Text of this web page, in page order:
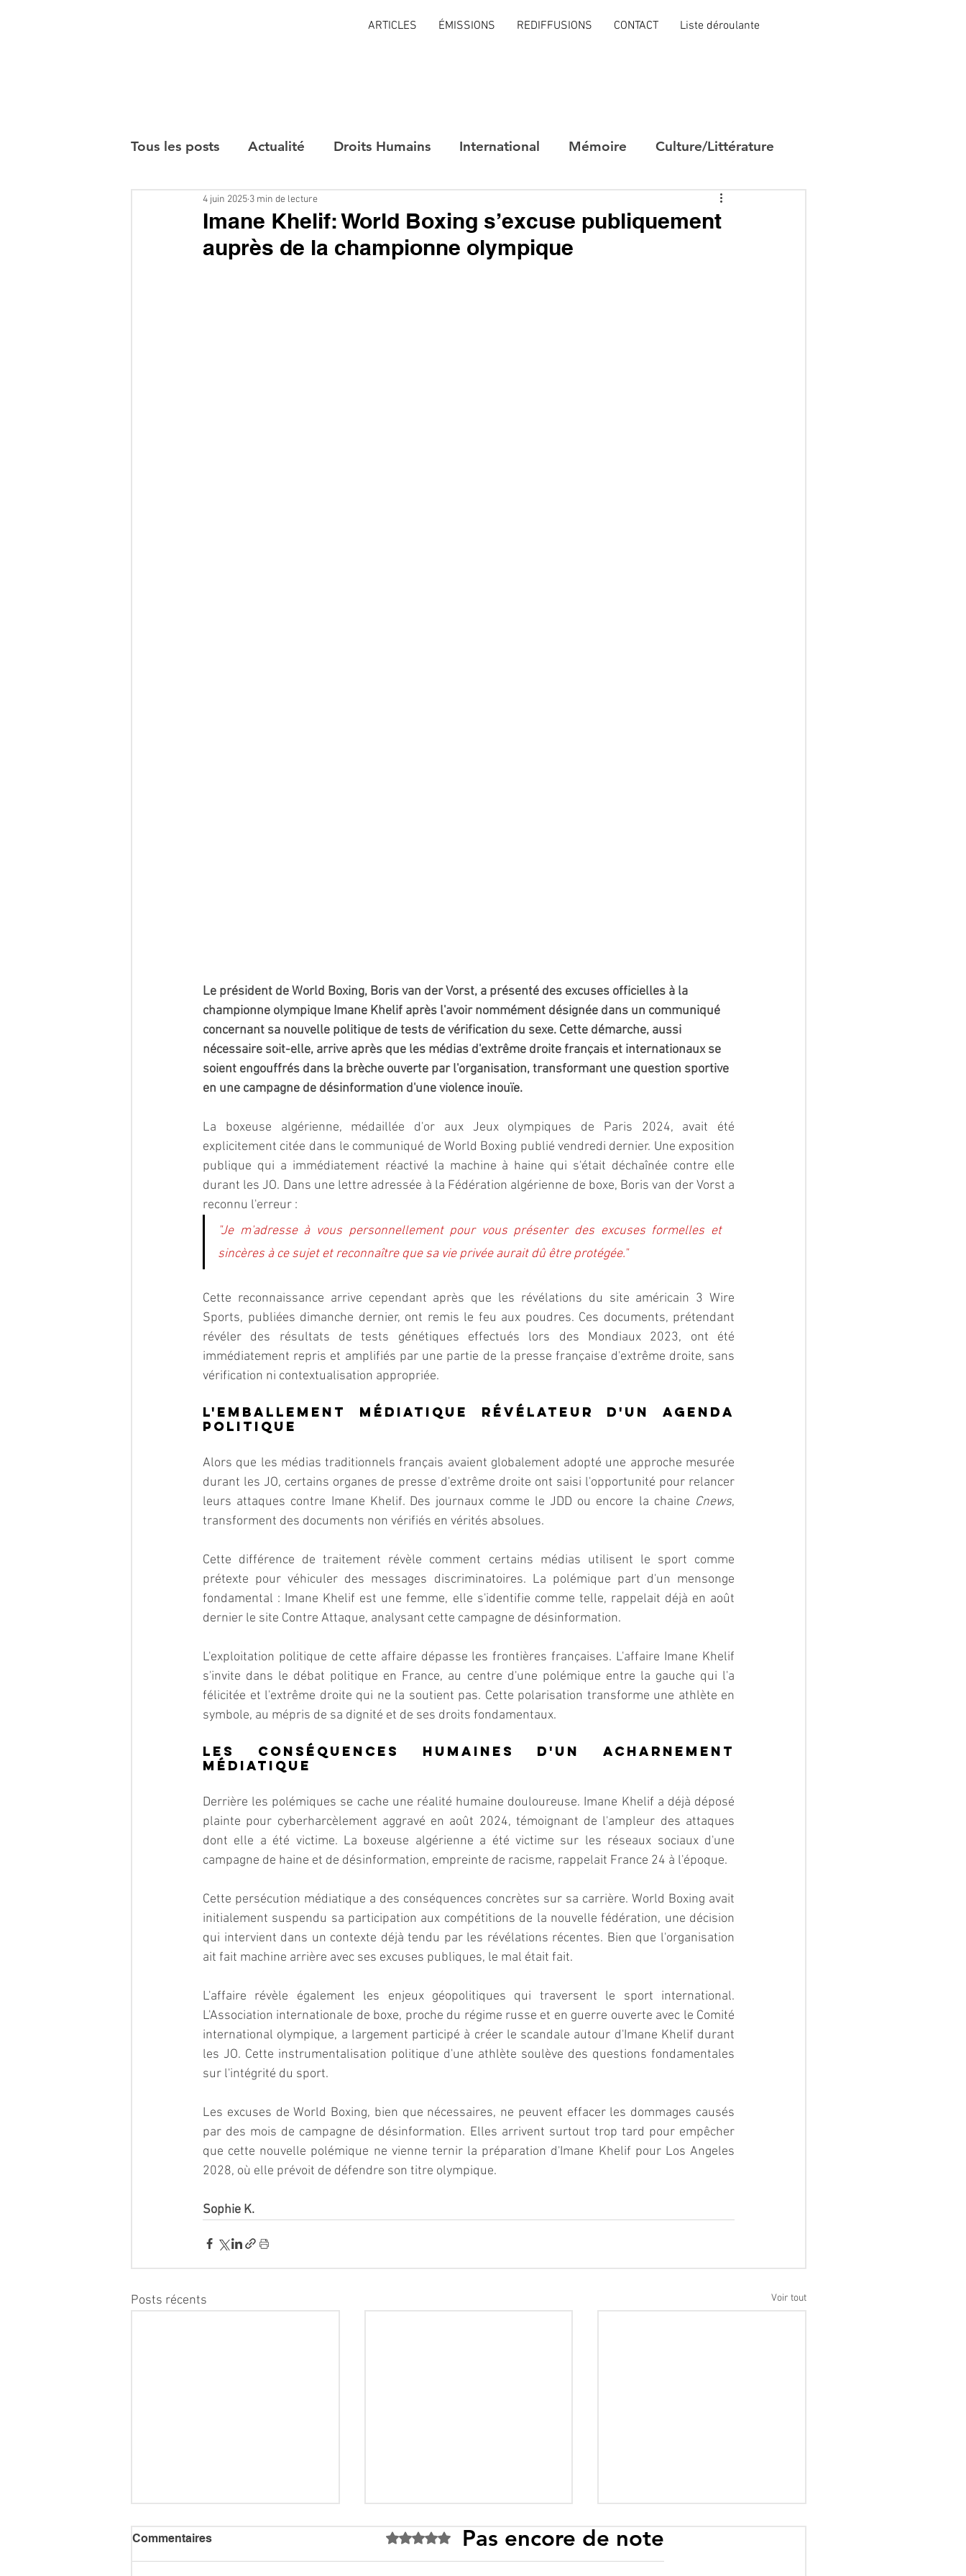
ARTICLES ÉMISSIONS REDIFFUSIONS CONTACT Liste déroulante
Tous les posts Actualité Droits Humains International Mémoire Culture/Littérature
Interviews
Imane Khelif: World Boxing s’excuse publiquement
auprès de la championne olympique
4 juin 2025 3 min de lecture
Le président de World Boxing, Boris van der Vorst, a présenté des excuses officielles à la
championne olympique Imane Khelif après l'avoir nommément désignée dans un communiqué
concernant sa nouvelle politique de tests de vérification du sexe. Cette démarche, aussi
nécessaire soit-elle, arrive après que les médias d'extrême droite français et internationaux se
soient engouffrés dans la brèche ouverte par l'organisation, transformant une question sportive
en une campagne de désinformation d'une violence inouïe.
La boxeuse algérienne, médaillée d'or aux Jeux olympiques de Paris 2024, avait été
explicitement citée dans le communiqué de World Boxing publié vendredi dernier. Une exposition
publique qui a immédiatement réactivé la machine à haine qui s'était déchaînée contre elle
durant les JO. Dans une lettre adressée à la Fédération algérienne de boxe, Boris van der Vorst a
reconnu l'erreur :
"Je m'adresse à vous personnellement pour vous présenter des excuses formelles et
sincères à ce sujet et reconnaître que sa vie privée aurait dû être protégée."
Cette reconnaissance arrive cependant après que les révélations du site américain 3 Wire
Sports, publiées dimanche dernier, ont remis le feu aux poudres. Ces documents, prétendant
révéler des résultats de tests génétiques effectués lors des Mondiaux 2023, ont été
immédiatement repris et amplifiés par une partie de la presse française d'extrême droite, sans
vérification ni contextualisation appropriée.
L'emballement médiatique révélateur d'un agenda
politique
Alors que les médias traditionnels français avaient globalement adopté une approche mesurée
durant les JO, certains organes de presse d'extrême droite ont saisi l'opportunité pour relancer
leurs attaques contre Imane Khelif. Des journaux comme le JDD ou encore la chaine Cnews,
transforment des documents non vérifiés en vérités absolues.
Cette différence de traitement révèle comment certains médias utilisent le sport comme
prétexte pour véhiculer des messages discriminatoires. La polémique part d'un mensonge
fondamental : Imane Khelif est une femme, elle s'identifie comme telle, rappelait déjà en août
dernier le site Contre Attaque, analysant cette campagne de désinformation.
L'exploitation politique de cette affaire dépasse les frontières françaises. L'affaire Imane Khelif
s'invite dans le débat politique en France, au centre d'une polémique entre la gauche qui l'a
félicitée et l'extrême droite qui ne la soutient pas. Cette polarisation transforme une athlète en
symbole, au mépris de sa dignité et de ses droits fondamentaux.
Les conséquences humaines d'un acharnement
médiatique
Derrière les polémiques se cache une réalité humaine douloureuse. Imane Khelif a déjà déposé
plainte pour cyberharcèlement aggravé en août 2024, témoignant de l'ampleur des attaques
dont elle a été victime. La boxeuse algérienne a été victime sur les réseaux sociaux d'une
campagne de haine et de désinformation, empreinte de racisme, rappelait France 24 à l'époque.
Cette persécution médiatique a des conséquences concrètes sur sa carrière. World Boxing avait
initialement suspendu sa participation aux compétitions de la nouvelle fédération, une décision
qui intervient dans un contexte déjà tendu par les révélations récentes. Bien que l'organisation
ait fait machine arrière avec ses excuses publiques, le mal était fait.
L'affaire révèle également les enjeux géopolitiques qui traversent le sport international.
L'Association internationale de boxe, proche du régime russe et en guerre ouverte avec le Comité
international olympique, a largement participé à créer le scandale autour d'Imane Khelif durant
les JO. Cette instrumentalisation politique d'une athlète soulève des questions fondamentales
sur l'intégrité du sport.
Les excuses de World Boxing, bien que nécessaires, ne peuvent effacer les dommages causés
par des mois de campagne de désinformation. Elles arrivent surtout trop tard pour empêcher
que cette nouvelle polémique ne vienne ternir la préparation d'Imane Khelif pour Los Angeles
2028, où elle prévoit de défendre son titre olympique.
Sophie K.
Posts récents Voir tout
Commentaires Noté 0 étoile sur 5.Pas encore de note